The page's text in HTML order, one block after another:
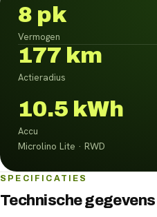
8 pk
Vermogen
177 km
Actieradius
10.5 kWh
Accu
Microlino Lite · RWD
SPECIFICATIES
Technische gegevens